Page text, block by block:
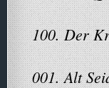
100. Der
001. Alt